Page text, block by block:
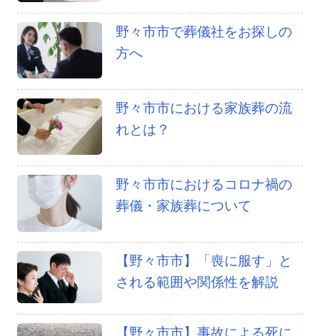
野々市市で葬儀社をお探しの
方へ
野々市市における家族葬の流
れとは？
野々市市におけるコロナ禍の
葬儀・家族葬について
【野々市市】「喪に服す」と
される範囲や関係性を解説
【野々市市】事故による死に